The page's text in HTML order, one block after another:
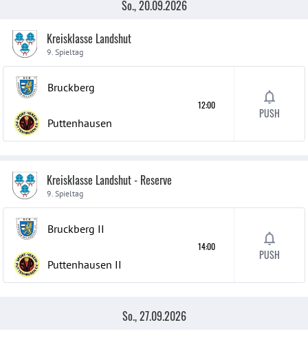
So., 20.09.2026
Kreisklasse Landshut
9. Spieltag
Bruckberg
Puttenhausen
12:00
PUSH
Kreisklasse Landshut - Reserve
9. Spieltag
Bruckberg II
Puttenhausen II
14:00
PUSH
So., 27.09.2026